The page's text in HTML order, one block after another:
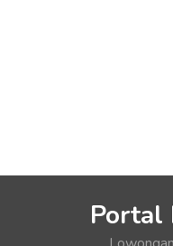
Portal